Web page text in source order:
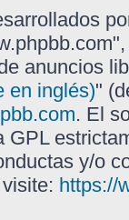
anuncios
en inglés)"
. El
GPL
y/o
https://